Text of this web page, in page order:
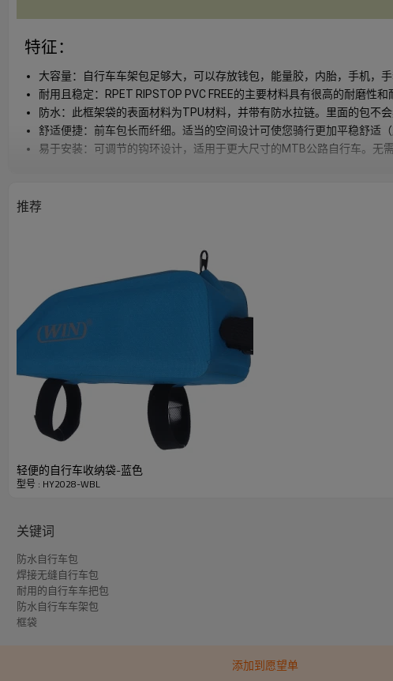
特征：
大容量：自行车车架包足够大，可以存放钱包，能量胶，内胎，手机，
耐用且稳定：RPET RIPSTOP PVC FREE的主要材料具有很高的耐磨性
防水：此框架袋的表面材料为TPU材料，并带有防水拉链。里面的包不
舒适便捷：前车包长而纤细。适当的空间设计可使您骑行更加平稳舒适
易于安装：可调节的钩环设计，适用于更大尺寸的MTB公路自行车。无
快速详细资料
物品
颜色
定制
尺寸
过程
起订量
详细图片
推荐
轻便的自行车收纳袋-蓝色
型号 : HY2028-WBL
关键词
防水自行车包
焊接无缝自行车包
耐用的自行车车把包
防水自行车车架包
框袋
添加到愿望单